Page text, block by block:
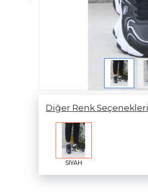
Diğer Renk Seçenekleri
SIYAH